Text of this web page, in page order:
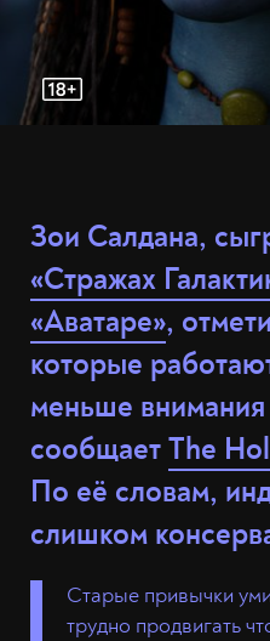
Зои Салдана,
«Стражах
«Аватаре»,
которые
меньше внимания
сообщаетThe
По её словам,
слишком
Старые привычки
трудно продвигать